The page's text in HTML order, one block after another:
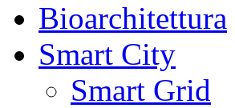
Bioarchitettura
Smart City
Smart Grid